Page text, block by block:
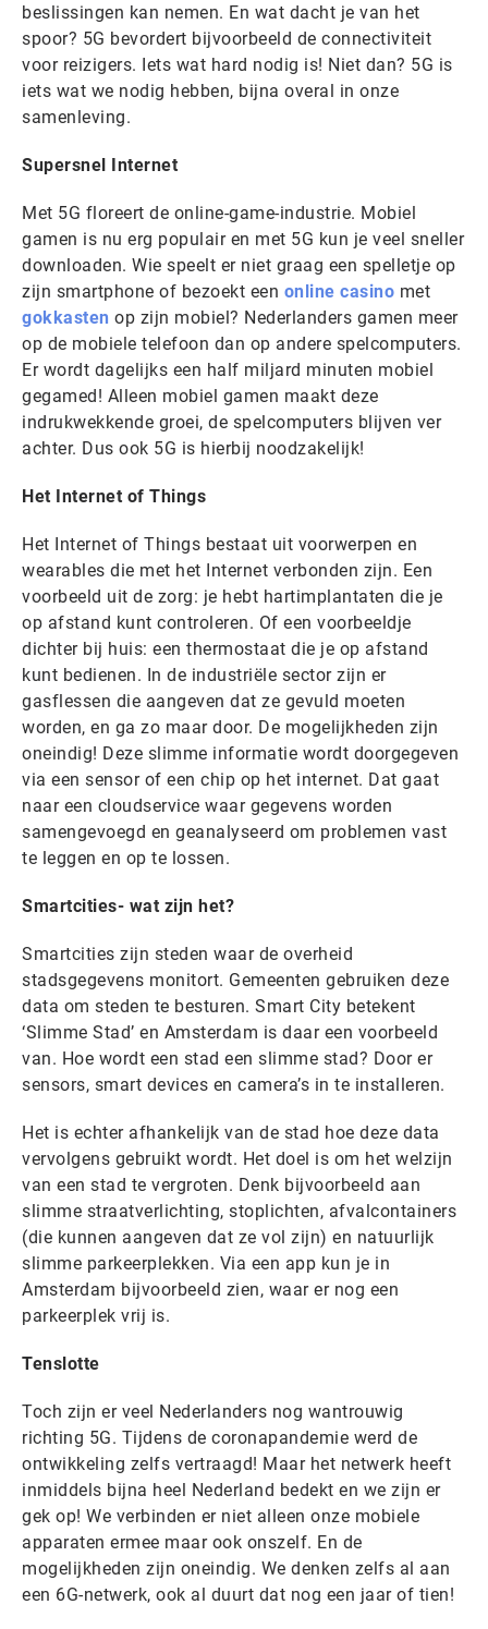
beslissingen kan nemen. En wat dacht je van het
spoor? 5G bevordert bijvoorbeeld de connectiviteit
voor reizigers. Iets wat hard nodig is! Niet dan? 5G is
iets wat we nodig hebben, bijna overal in onze
samenleving.
Supersnel Internet
Met 5G floreert de online-game-industrie. Mobiel
gamen is nu erg populair en met 5G kun je veel sneller
downloaden. Wie speelt er niet graag een spelletje op
zijn smartphone of bezoekt een online casino met
gokkasten op zijn mobiel? Nederlanders gamen meer
op de mobiele telefoon dan op andere spelcomputers.
Er wordt dagelijks een half miljard minuten mobiel
gegamed! Alleen mobiel gamen maakt deze
indrukwekkende groei, de spelcomputers blijven ver
achter. Dus ook 5G is hierbij noodzakelijk!
Het Internet of Things
Het Internet of Things bestaat uit voorwerpen en
wearables die met het Internet verbonden zijn. Een
voorbeeld uit de zorg: je hebt hartimplantaten die je
op afstand kunt controleren. Of een voorbeeldje
dichter bij huis: een thermostaat die je op afstand
kunt bedienen. In de industriële sector zijn er
gasflessen die aangeven dat ze gevuld moeten
worden, en ga zo maar door. De mogelijkheden zijn
oneindig! Deze slimme informatie wordt doorgegeven
via een sensor of een chip op het internet. Dat gaat
naar een cloudservice waar gegevens worden
samengevoegd en geanalyseerd om problemen vast
te leggen en op te lossen.
Smartcities- wat zijn het?
Smartcities zijn steden waar de overheid
stadsgegevens monitort. Gemeenten gebruiken deze
data om steden te besturen. Smart City betekent
‘Slimme Stad’ en Amsterdam is daar een voorbeeld
van. Hoe wordt een stad een slimme stad? Door er
sensors, smart devices en camera’s in te installeren.
Het is echter afhankelijk van de stad hoe deze data
vervolgens gebruikt wordt. Het doel is om het welzijn
van een stad te vergroten. Denk bijvoorbeeld aan
slimme straatverlichting, stoplichten, afvalcontainers
(die kunnen aangeven dat ze vol zijn) en natuurlijk
slimme parkeerplekken. Via een app kun je in
Amsterdam bijvoorbeeld zien, waar er nog een
parkeerplek vrij is.
Tenslotte
Toch zijn er veel Nederlanders nog wantrouwig
richting 5G. Tijdens de coronapandemie werd de
ontwikkeling zelfs vertraagd! Maar het netwerk heeft
inmiddels bijna heel Nederland bedekt en we zijn er
gek op! We verbinden er niet alleen onze mobiele
apparaten ermee maar ook onszelf. En de
mogelijkheden zijn oneindig. We denken zelfs al aan
een 6G-netwerk, ook al duurt dat nog een jaar of tien!